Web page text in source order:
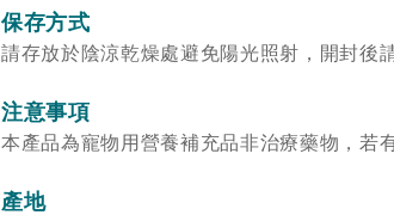
保存方式
請存放於陰涼乾燥處避免陽光照射，開封後
注意事項
本產品為寵物用營養補充品非治療藥物，若
產地